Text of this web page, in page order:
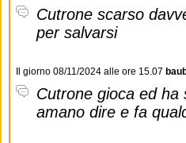
Cutrone scarso
per salvarsi
Il giorno 08/11/2024 alle ore 15.07
Cutrone gioca ed ha
amano dire e fa